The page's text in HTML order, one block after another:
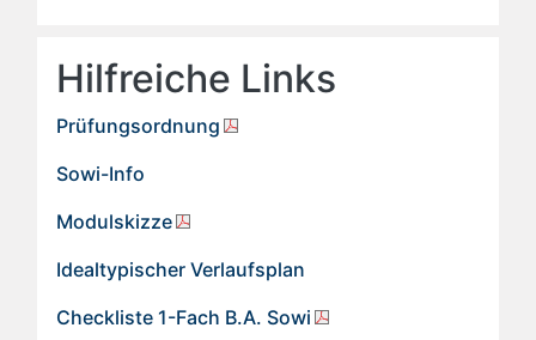
Hilfreiche Links
Prüfungsordnung
Sowi-Info
Modulskizze
Idealtypischer Verlaufsplan
Checkliste 1-Fach B.A. Sowi